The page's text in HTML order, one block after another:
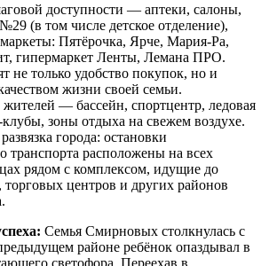
доступности — аптеки, салоны,
(в том числе детское отделение),
Пятёрочка, Ярче, Мария-Ра,
гипермаркет Ленты, Лемана ПРО.
не только удобство покупок, но и
жизни своей семьи.
— бассейн, спортцентр, ледовая
зоны отдыха на свежем воздухе.
города: остановки
транспорта расположены на всех
рядом с комплексом, идущие до
торговых центров и других районов
Семья Смирновых столкнулась с
районе ребёнок опаздывал в
светофора. Переехав в